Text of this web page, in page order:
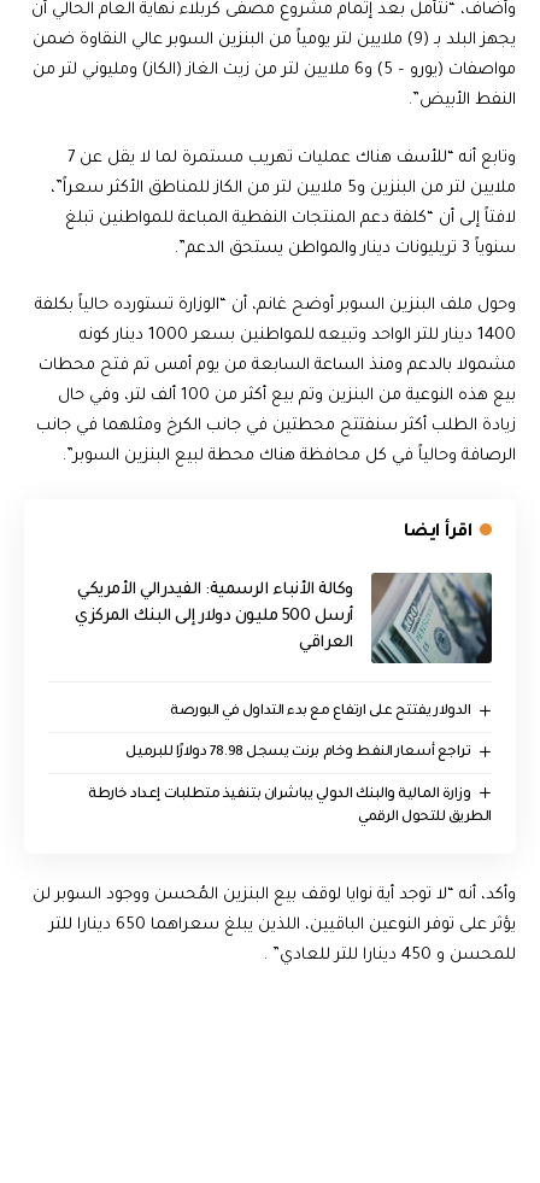
وأضاف، “نتأمل بعد إتمام مشروع مصفى كربلاء نهاية العام الحالي أن
يجهز البلد بـ (9) ملايين لتر يومياً من البنزين السوبر عالي النقاوة ضمن
مواصفات (يورو – 5) و6 ملايين لتر من زيت الغاز (الكاز) ومليوني لتر من
النفط الأبيض”.
وتابع أنه “للأسف هناك عمليات تهريب مستمرة لما لا يقل عن 7
ملايين لتر من البنزين و5 ملايين لتر من الكاز للمناطق الأكثر سعراً”،
لافتاً إلى أن “كلفة دعم المنتجات النفطية المباعة للمواطنين تبلغ
سنوياً 3 تريليونات دينار والمواطن يستحق الدعم”.
وحول ملف البنزين السوبر أوضح غانم، أن “الوزارة تستورده حالياً بكلفة
1400 دينار للتر الواحد وتبيعه للمواطنين بسعر 1000 دينار كونه
مشمولا بالدعم ومنذ الساعة السابعة من يوم أمس تم فتح محطات
بيع هذه النوعية من البنزين وتم بيع أكثر من 100 ألف لتر، وفي حال
زيادة الطلب أكثر سنفتتح محطتين في جانب الكرخ ومثلهما في جانب
الرصافة وحالياً في كل محافظة هناك محطة لبيع البنزين السوبر”.
اقرأ ايضا
وكالة الأنباء الرسمية: الفيدرالي الأمريكي
أرسل 500 مليون دولار إلى البنك المركزي
العراقي
الدولار يفتتح على ارتفاع مع بدء التداول في البورصة
تراجع أسعار النفط وخام برنت يسجل 78.98 دولارًا للبرميل
وزارة المالية والبنك الدولي يباشران بتنفيذ متطلبات إعداد خارطة
الطريق للتحول الرقمي
وأكد، أنه “لا توجد أية نوايا لوقف بيع البنزين المُحسن ووجود السوبر لن
يؤثر على توفر النوعين الباقيين، اللذين يبلغ سعراهما 650 دينارا للتر
للمحسن و 450 دينارا للتر للعادي” .